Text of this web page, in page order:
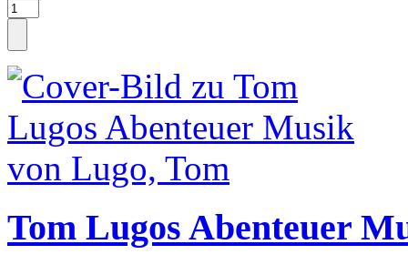
Tom Lugos Abenteuer